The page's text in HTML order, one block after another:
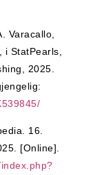
Varacallo,
i StatPearls,
2025.
16.
[Online].